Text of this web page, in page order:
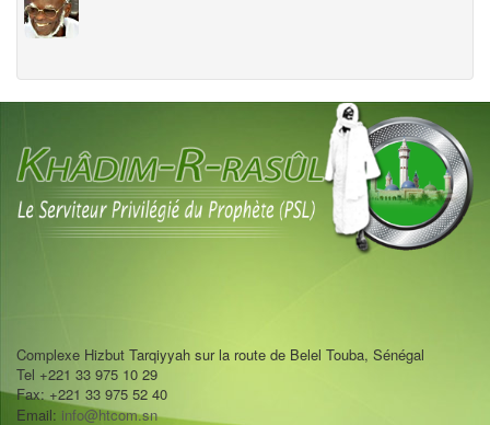
Complexe Hizbut Tarqiyyah sur la route de Belel Touba, Sénégal
Tel +221 33 975 10 29
Fax: +221 33 975 52 40
Email: info@htcom.sn